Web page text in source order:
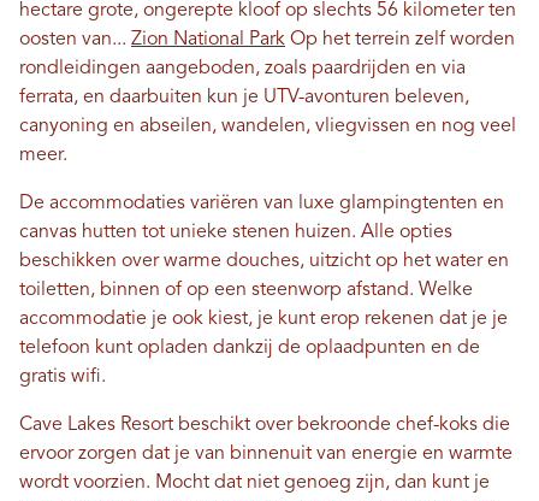
hectare grote, ongerepte kloof op slechts 56 kilometer ten
oosten van... Zion National Park Op het terrein zelf worden
rondleidingen aangeboden, zoals paardrijden en via
ferrata, en daarbuiten kun je UTV-avonturen beleven,
canyoning en abseilen, wandelen, vliegvissen en nog veel
meer.
De accommodaties variëren van luxe glampingtenten en
canvas hutten tot unieke stenen huizen. Alle opties
beschikken over warme douches, uitzicht op het water en
toiletten, binnen of op een steenworp afstand. Welke
accommodatie je ook kiest, je kunt erop rekenen dat je je
telefoon kunt opladen dankzij de oplaadpunten en de
gratis wifi.
Cave Lakes Resort beschikt over bekroonde chef-koks die
ervoor zorgen dat je van binnenuit van energie en warmte
wordt voorzien. Mocht dat niet genoeg zijn, dan kunt je